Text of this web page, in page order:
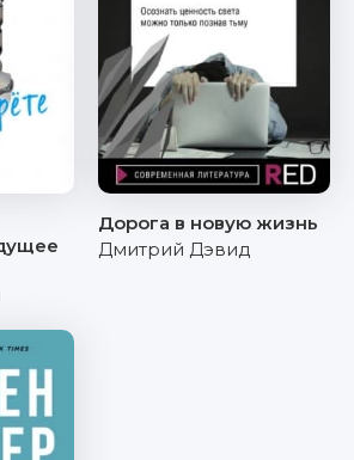
Дорога в новую жизнь
Дмитрий Дэвид